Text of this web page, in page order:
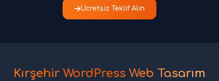
Ücretsiz Teklif Alın
Kırşehir WordPress Web Tasarım